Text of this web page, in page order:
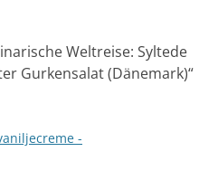
Weltreise: Syltede
Gurkensalat (Dänemark)“
-